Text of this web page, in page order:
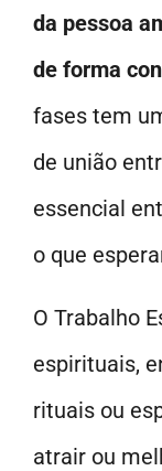
da pessoa
de forma
fases tem
de união
essencial
o que
O Trabalho
espirituais,
rituais ou
atrair ou